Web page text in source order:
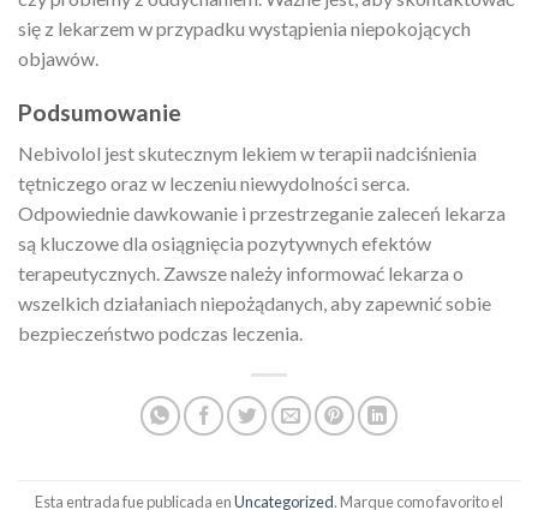
się z lekarzem w przypadku wystąpienia niepokojących
objawów.
Podsumowanie
Nebivolol jest skutecznym lekiem w terapii nadciśnienia
tętniczego oraz w leczeniu niewydolności serca.
Odpowiednie dawkowanie i przestrzeganie zaleceń lekarza
są kluczowe dla osiągnięcia pozytywnych efektów
terapeutycznych. Zawsze należy informować lekarza o
wszelkich działaniach niepożądanych, aby zapewnić sobie
bezpieczeństwo podczas leczenia.
Esta entrada fue publicada enUncategorized. Marque como favorito el